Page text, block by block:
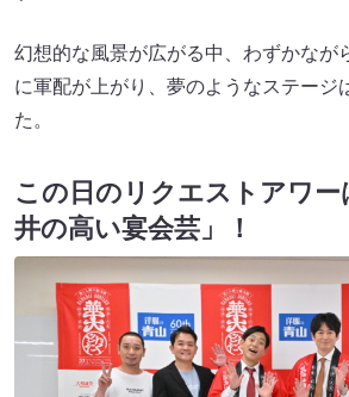
幻想的な風景が広がる中、わずかなが
に軍配が上がり、夢のようなステージ
た。
この日のリクエストアワー
井の高い宴会芸」！